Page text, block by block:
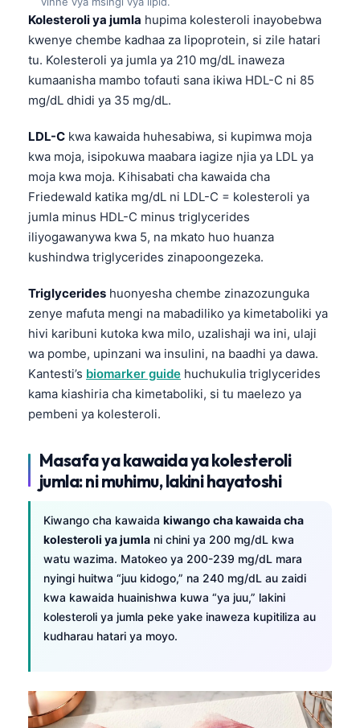
Kolesteroli ya jumla hupima kolesteroli inayobebwa
kwenye chembe kadhaa za lipoprotein, si zile hatari
tu. Kolesteroli ya jumla ya 210 mg/dL inaweza
kumaanisha mambo tofauti sana ikiwa HDL-C ni 85
mg/dL dhidi ya 35 mg/dL.
LDL-C kwa kawaida huhesabiwa, si kupimwa moja
kwa moja, isipokuwa maabara iagize njia ya LDL ya
moja kwa moja. Kihisabati cha kawaida cha
Friedewald katika mg/dL ni LDL-C = kolesteroli ya
jumla minus HDL-C minus triglycerides
iliyogawanywa kwa 5, na mkato huo huanza
kushindwa triglycerides zinapoongezeka.
Triglycerides huonyesha chembe zinazozunguka
zenye mafuta mengi na mabadiliko ya kimetaboliki ya
hivi karibuni kutoka kwa milo, uzalishaji wa ini, ulaji
wa pombe, upinzani wa insulini, na baadhi ya dawa.
Kantesti’s biomarker guide huchukulia triglycerides
kama kiashiria cha kimetaboliki, si tu maelezo ya
pembeni ya kolesteroli.
Masafa ya kawaida ya kolesteroli
jumla: ni muhimu, lakini hayatoshi
Kiwango cha kawaida kiwango cha kawaida cha
kolesteroli ya jumla ni chini ya 200 mg/dL kwa
watu wazima. Matokeo ya 200-239 mg/dL mara
nyingi huitwa “juu kidogo,” na 240 mg/dL au zaidi
kwa kawaida huainishwa kuwa “ya juu,” lakini
kolesteroli ya jumla peke yake inaweza kupitiliza au
kudharau hatari ya moyo.